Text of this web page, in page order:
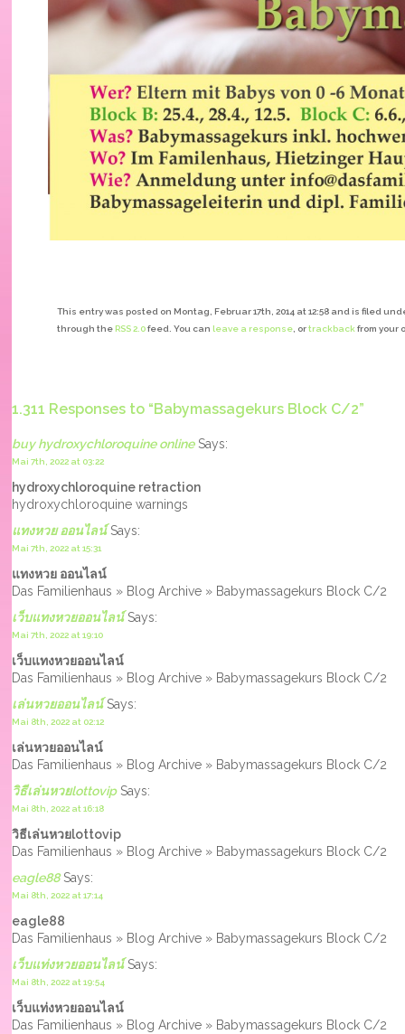
This entry was posted on Montag, Februar 17th, 2014 at 12:58 and is filed
through the RSS 2.0feed. You can leave a response, ortrackbackfrom your
1.311 Responses to “Babymassagekurs Block C/2”
buy hydroxychloroquine onlineSays:
Mai 7th, 2022 at 03:22
hydroxychloroquine retraction
hydroxychloroquine warnings
แทงหวย ออนไลน์Says:
Mai 7th, 2022 at 15:31
แทงหวย ออนไลน์
Das Familienhaus » Blog Archive » Babymassagekurs Block C/2
เว็บแทงหวยออนไลน์Says:
Mai 7th, 2022 at 19:10
เว็บแทงหวยออนไลน์
Das Familienhaus » Blog Archive » Babymassagekurs Block C/2
เล่นหวยออนไลน์Says:
Mai 8th, 2022 at 02:12
เล่นหวยออนไลน์
Das Familienhaus » Blog Archive » Babymassagekurs Block C/2
วิธีเล่นหวยlottovipSays:
Mai 8th, 2022 at 16:18
วิธีเล่นหวยlottovip
Das Familienhaus » Blog Archive » Babymassagekurs Block C/2
eagle88Says:
Mai 8th, 2022 at 17:14
eagle88
Das Familienhaus » Blog Archive » Babymassagekurs Block C/2
เว็บแท่งหวยออนไลน์Says:
Mai 8th, 2022 at 19:54
เว็บแท่งหวยออนไลน์
Das Familienhaus » Blog Archive » Babymassagekurs Block C/2